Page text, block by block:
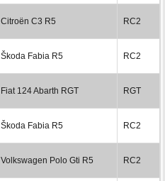
Citroën C3 R5 RC2
Škoda Fabia R5 RC2
Fiat 124 Abarth RGT RGT
Škoda Fabia R5 RC2
Volkswagen Polo Gti R5 RC2